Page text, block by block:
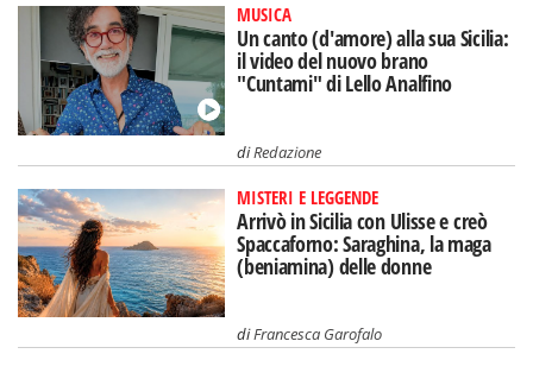
MUSICA
Un canto (d'amore) alla sua Sicilia:
il video del nuovo brano
"Cuntami" di Lello Analfino
diRedazione
MISTERI E LEGGENDE
Arrivò in Sicilia con Ulisse e creò
Spaccaforno: Saraghina, la maga
(beniamina) delle donne
diFrancesca Garofalo